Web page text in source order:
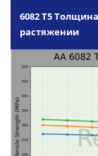
6082 T5
растяжении